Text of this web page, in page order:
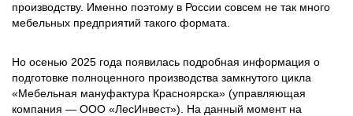
производству. Именно поэтому в России совсем не так много
мебельных предприятий такого формата.
Но осенью 2025 года появилась подробная информация о
подготовке полноценного производства замкнутого цикла
«Мебельная мануфактура Красноярска» (управляющая
компания — ООО «ЛесИнвест»). На данный момент на